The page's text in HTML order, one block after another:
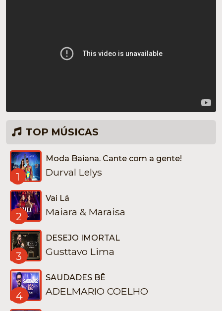
TOP MÚSICAS
1
Moda Baiana. Cante com a gente!
Durval Lelys
2
Vai Lá
Maiara & Maraisa
3
DESEJO IMORTAL
Gusttavo Lima
4
SAUDADES BÊ
ADELMARIO COELHO